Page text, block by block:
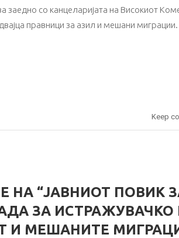
заедно со канцеларијата на Високиот
правници за азил и мешани
Keep
НА “ЈАВНИОТ ПОВИК
ЗА ИСТРАЖУВАЧКО
И МЕШАНИТЕ